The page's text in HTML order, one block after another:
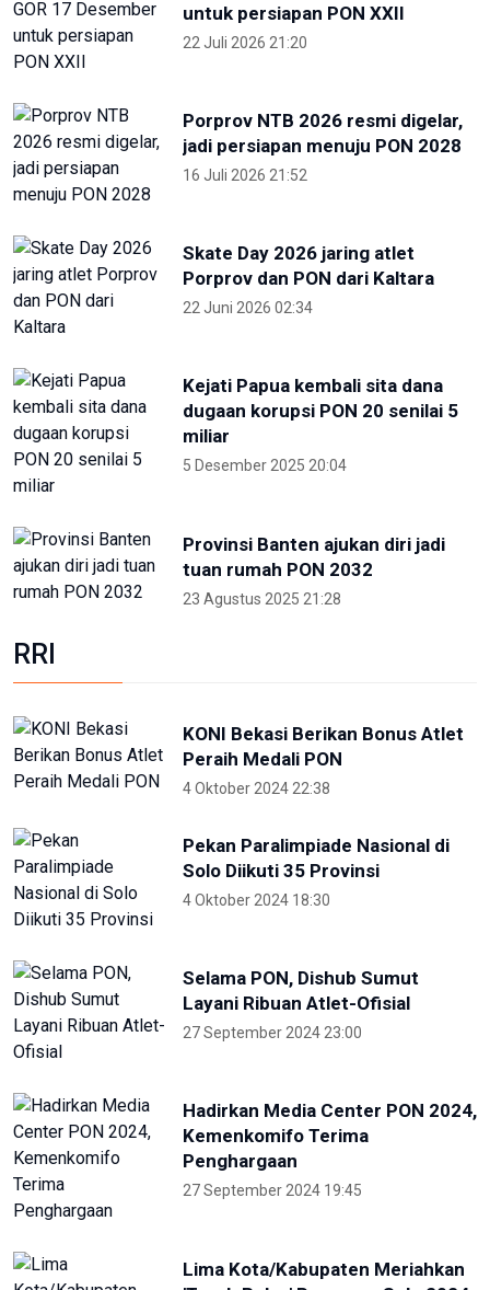
untuk persiapan PON XXII
22 Juli 2026 21:20
Porprov NTB 2026 resmi digelar,
jadi persiapan menuju PON 2028
16 Juli 2026 21:52
Skate Day 2026 jaring atlet
Porprov dan PON dari Kaltara
22 Juni 2026 02:34
Kejati Papua kembali sita dana
dugaan korupsi PON 20 senilai 5
miliar
5 Desember 2025 20:04
Provinsi Banten ajukan diri jadi
tuan rumah PON 2032
23 Agustus 2025 21:28
RRI
KONI Bekasi Berikan Bonus Atlet
Peraih Medali PON
4 Oktober 2024 22:38
Pekan Paralimpiade Nasional di
Solo Diikuti 35 Provinsi
4 Oktober 2024 18:30
Selama PON, Dishub Sumut
Layani Ribuan Atlet-Ofisial
27 September 2024 23:00
Hadirkan Media Center PON 2024,
Kemenkomifo Terima
Penghargaan
27 September 2024 19:45
Lima Kota/Kabupaten Meriahkan